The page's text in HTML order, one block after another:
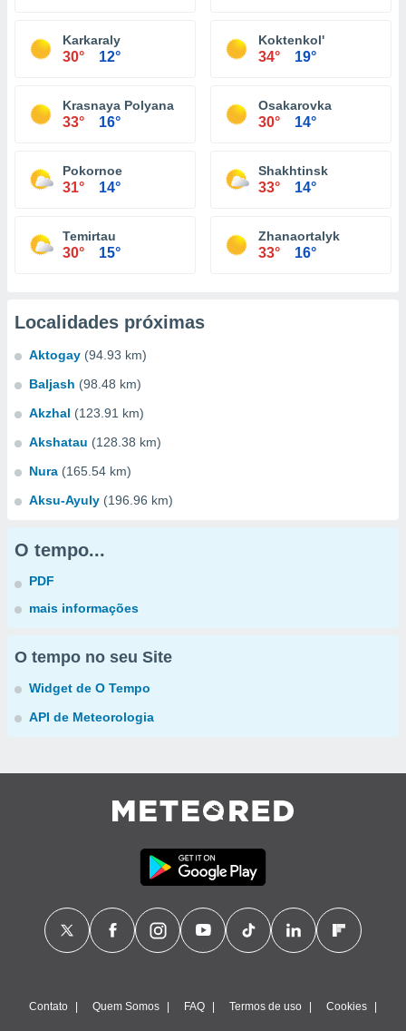
Karkaraly
30° 12°
Koktenkol'
34° 19°
Krasnaya Polyana
33° 16°
Osakarovka
30° 14°
Pokornoe
31° 14°
Shakhtinsk
33° 14°
Temirtau
30° 15°
Zhanaortalyk
33° 16°
Localidades próximas
Aktogay (94.93 km)
Baljash (98.48 km)
Akzhal (123.91 km)
Akshatau (128.38 km)
Nura (165.54 km)
Aksu-Ayuly (196.96 km)
O tempo...
PDF
mais informações
O tempo no seu Site
Widget de O Tempo
API de Meteorologia
Contato Quem Somos FAQ Termos de uso Cookies